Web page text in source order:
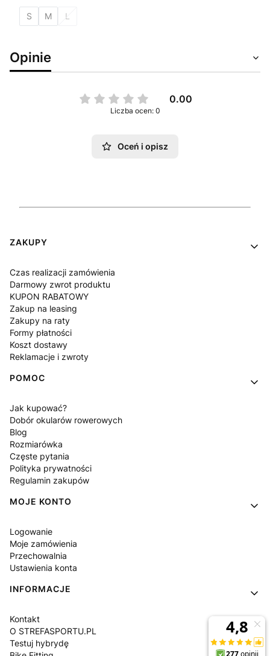
S M L
Opinie
0.00
Liczba ocen: 0
Oceń i opisz
Linki w stopce
ZAKUPY
Czas realizacji zamówienia
Darmowy zwrot produktu
KUPON RABATOWY
Zakup na leasing
Zakupy na raty
Formy płatności
Koszt dostawy
Reklamacje i zwroty
POMOC
Jak kupować?
Dobór okularów rowerowych
Blog
Rozmiarówka
Częste pytania
Polityka prywatności
Regulamin zakupów
MOJE KONTO
Logowanie
Moje zamówienia
Przechowalnia
Ustawienia konta
INFORMACJE
Kontakt
O STREFASPORTU.PL
Testuj hybrydę